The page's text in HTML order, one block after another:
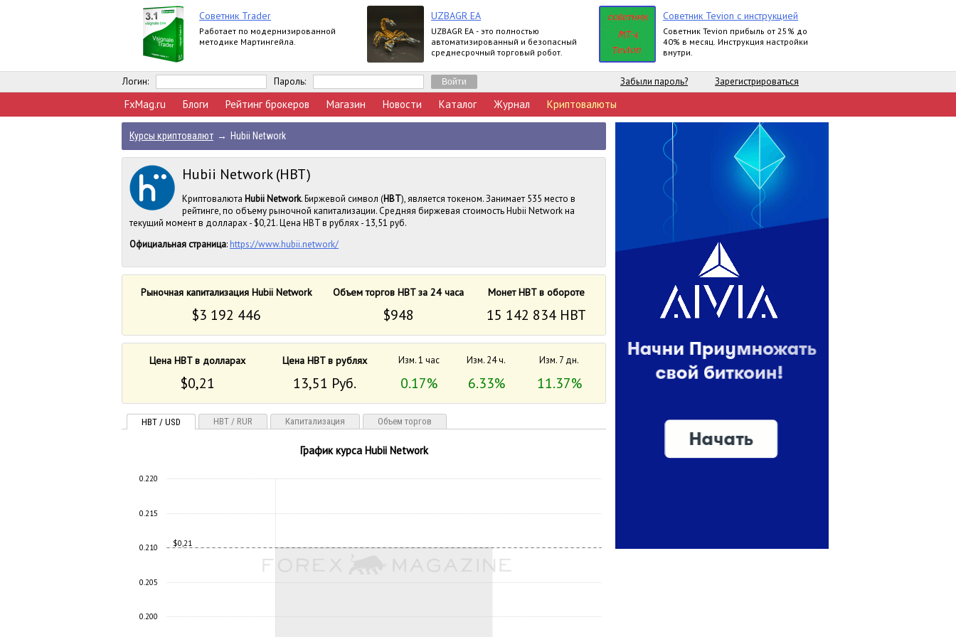
Советник Trader
Работает по модернизированной
методике Мартингейла.
UZBAGR EA
UZBAGR EA - это полностью
автоматизированный и безопасный
среднесрочный торговый робот.
Советник Tevion с инструкцией
Cоветник Tevion прибыль от 25% до
40% в месяц. Инструкция настройки
внутри.
Логин: Пароль: Забыли пароль? Зарегистрироваться
FxMag.ru Блоги Рейтинг брокеров Магазин Новости Каталог Журнал Криптовалюты
Курсы криптовалют → Hubii Network
Hubii Network (HBT)
Криптовалюта Hubii Network. Биржевой символ (HBT), является токеном. Занимает 535 место в
рейтинге, по объему рыночной капитализации. Средняя биржевая стоимость Hubii Network на
текущий момент в долларах - $0,21. Цена HBT в рублях - 13,51 руб.
Официальная страница: https://www.hubii.network/
Рыночная капитализация Hubii Network Объем торгов HBT за 24 часа Монет HBT в обороте
$3 192 446 $948 15 142 834 HBT
Цена HBT в долларах Цена HBT в рублях Изм. 1 час Изм. 24 ч. Изм. 7 дн.
$0,21 13,51 Руб. 0.17% 6.33% 11.37%
HBT / USD HBT / RUR Капитализация Объем торгов
График курса Hubii Network
$0,21
0.200
0.205
0.210
0.215
0.220